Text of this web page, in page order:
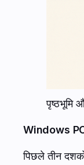
पृष्ठभूमि
Windows
पिछले तीन